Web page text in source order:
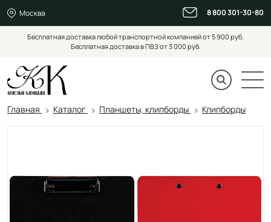
Москва 8 800 301-30-80
Бесплатная доставка любой транспортной компанией от 5 900 руб.
Бесплатная доставка в ПВЗ от 3 000 руб.
Главная Каталог Планшеты, клипборды Клипборды